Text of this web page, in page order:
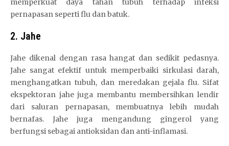
pernapasan seperti flu dan batuk.
2. Jahe
Jahe dikenal dengan rasa hangat dan sedikit pedasnya.
Jahe sangat efektif untuk memperbaiki sirkulasi darah,
menghangatkan tubuh, dan meredakan gejala flu. Sifat
ekspektoran jahe juga membantu membersihkan lendir
dari saluran pernapasan, membuatnya lebih mudah
bernafas. Jahe juga mengandung gingerol yang
berfungsi sebagai antioksidan dan anti-inflamasi.